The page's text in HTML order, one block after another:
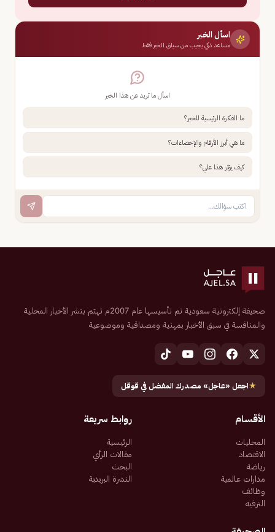
اسأل الخبر
مساعد ذكي يجيب من سياق الخبر فقط
اسأل ما تريد عن هذا الخبر
ما الفكرة الرئيسية للخبر؟
ما هي أبرز الأرقام والإحصاءات؟
كيف يؤثر هذا علي؟
صحيفة إلكترونية سعودية تم تأسيسها عام 2007م تهتم بنشر الأخبار المحلية
والمنافسة في سبق الأخبار بمهنية ومصداقية وموضوعية
★اجعل «عاجل» مصدرك المفضل في قوقل
الأقسام
المحليات
الاقتصاد
رياضة
مدارات عالمية
وظائف
الترفيه
روابط سريعة
الرئيسية
مقالات الرأي
البحث
النشرة البريدية